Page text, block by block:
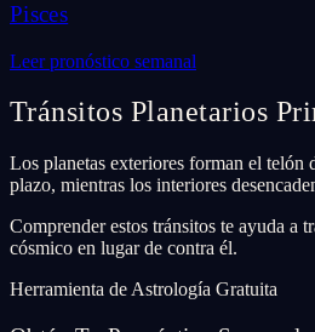
Pisces
Leer pronóstico semanal
Tránsitos Planetarios
Los planetas exteriores forman el telón
plazo, mientras los interiores
Comprender estos tránsitos te ayuda a
cósmico en lugar de contra él.
Herramienta de Astrología Gratuita